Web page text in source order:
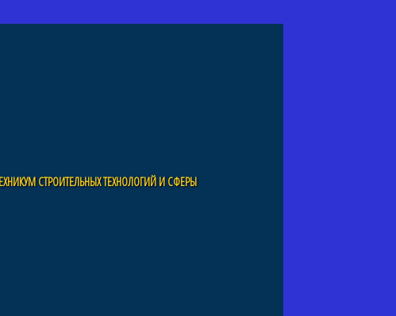
СТРОИТЕЛЬНЫХ ТЕХНОЛОГИЙ И СФЕРЫ